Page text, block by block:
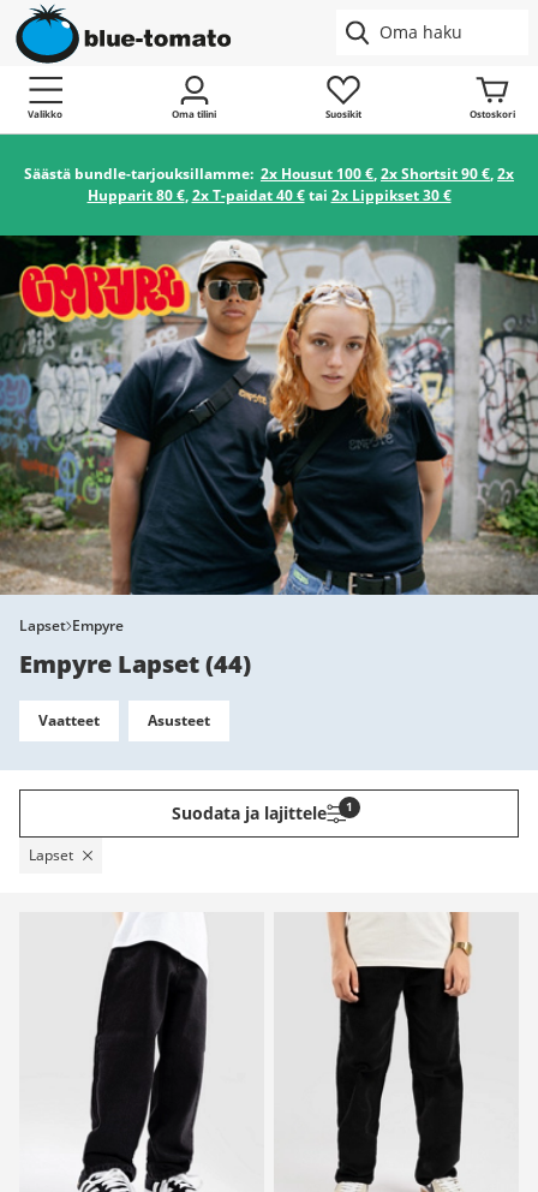
Valikko Oma tilini Suosikit Ostoskori
Säästä bundle-tarjouksillamme: 2x Housut 100 €,2x Shortsit 90 €,2x
Hupparit 80 €,2x T-paidat 40 €tai 2x Lippikset 30 €
Lapset Empyre
Empyre Lapset(44)
Vaatteet Asusteet
Suodata ja lajittele 1
Lapset